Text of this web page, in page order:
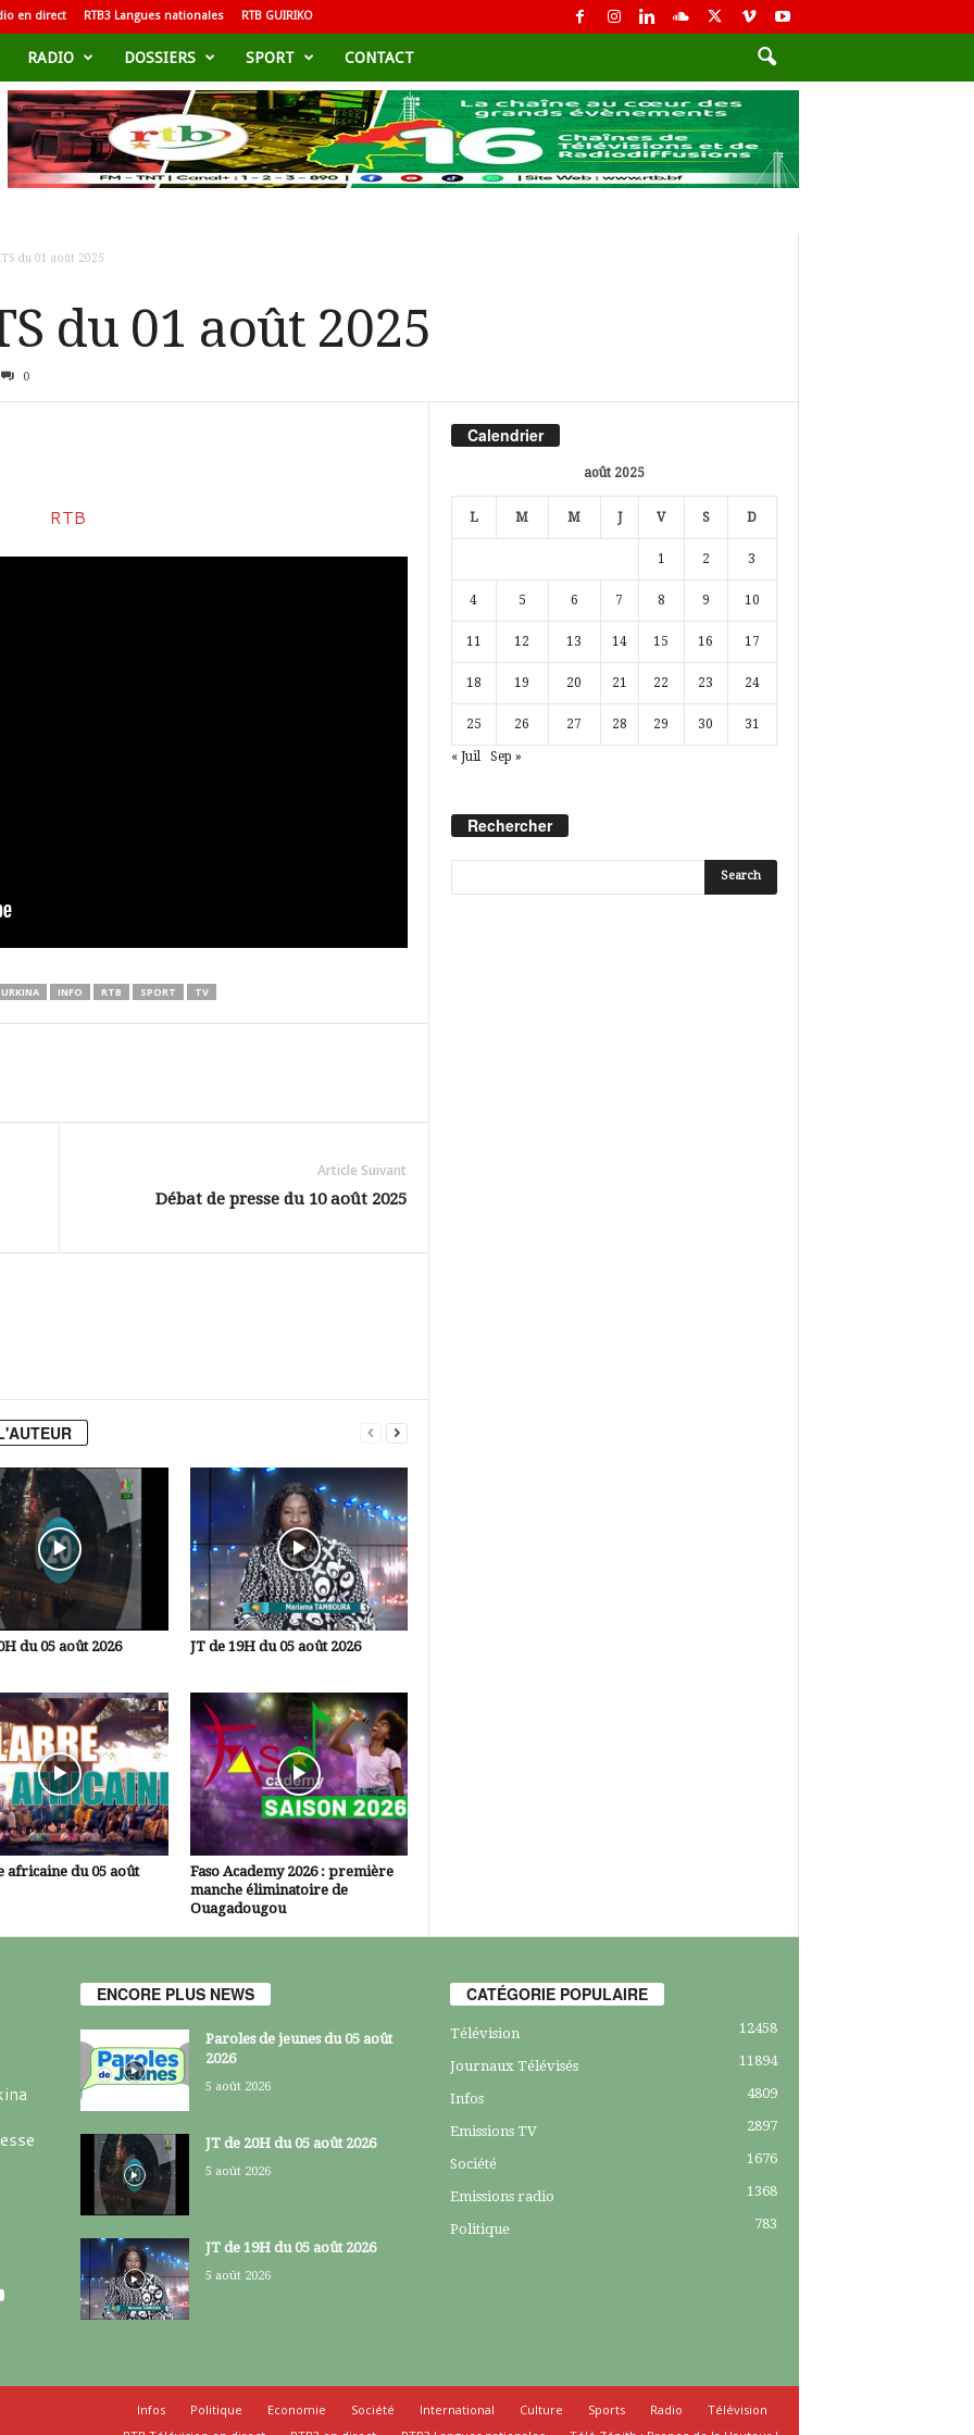
en direct RTB3 Langues nationales RTB GUIRIKO
RADIO DOSSIERS SPORT CONTACT
du 01 août 2025
du 01 août 2025
0
INFO RTB SPORT TV
Article Suivant
Débat de presse du 10 août 2025
du 05 août 2026 JT de 19H du 05 août 2026
africaine du 05 août
Faso Academy 2026 : première
manche éliminatoire de
Ouagadougou
Calendrier
août 2025
L M M J V S D
1 2 3
4 5 6 7 8 9 10
11 12 13 14 15 16 17
18 19 20 21 22 23 24
25 26 27 28 29 30 31
« Juil Sep »
Rechercher
ENCORE PLUS NEWS
Paroles de jeunes du 05 août
2026
5 août 2026
JT de 20H du 05 août 2026
5 août 2026
JT de 19H du 05 août 2026
5 août 2026
CATÉGORIE POPULAIRE
Télévision 12458
Journaux Télévisés 11894
Infos 4809
Emissions TV 2897
Société 1676
Emissions radio 1368
Politique 783
Infos Politique Economie Société International Culture Sports Radio
Télévision